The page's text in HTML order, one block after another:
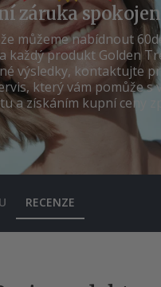
záruka
můžeme nabídnout
každý produkt Golden
výsledky, kontaktujte
který vám pomůže s
a získáním kupní ceny
RECENZE